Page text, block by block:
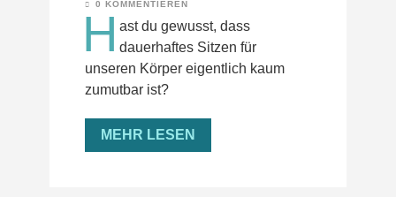
0 KOMMENTIEREN
H ast du gewusst, dass
dauerhaftes Sitzen für
unseren Körper eigentlich kaum
zumutbar ist?
MEHR LESEN